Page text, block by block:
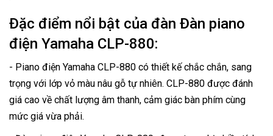
Đặc điểm nổi bật của đàn Đàn piano
điện Yamaha CLP-880:
- Piano điện Yamaha CLP-880 có thiết kế chắc chắn, sang
trọng với lớp vỏ màu nâu gỗ tự nhiên. CLP-880 được đánh
giá cao về chất lượng âm thanh, cảm giác bàn phím cùng
mức giá vừa phải.